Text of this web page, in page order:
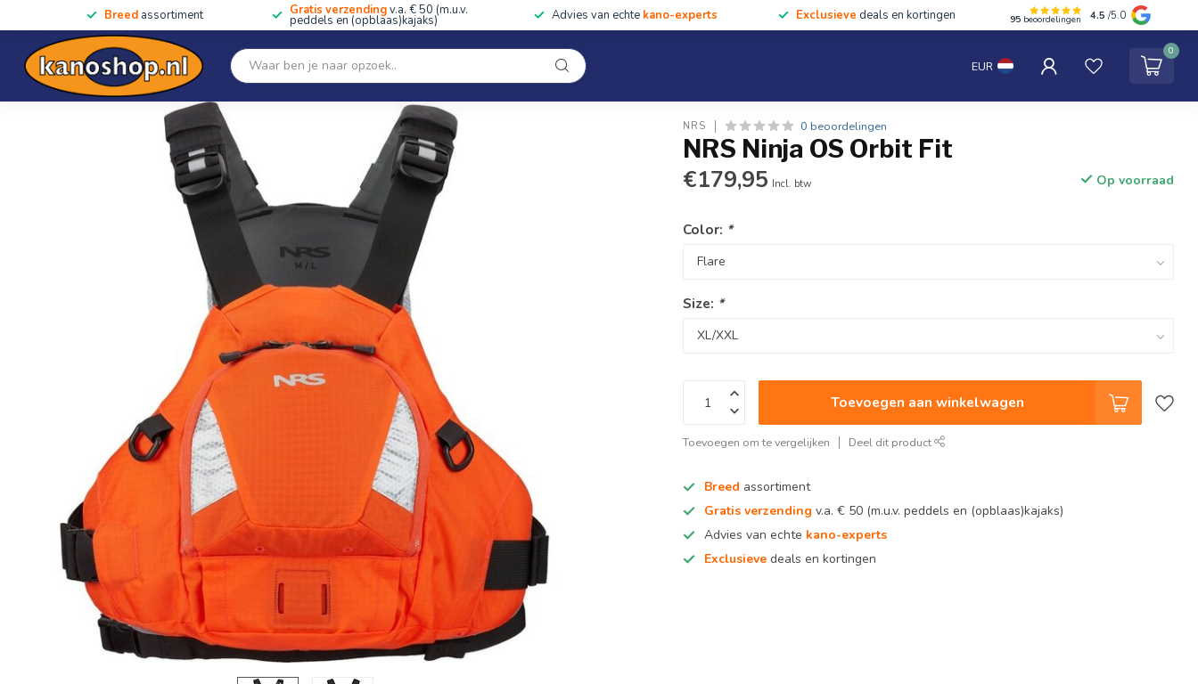
Breed assortiment Gratis verzendingv.a. € 50 (m.u.v.
peddels en (opblaas)kajaks) Advies van echte kano-experts Exclusieve deals en kortingen 95 beoordelingen 4.5 /5.0
EUR
0
SALE!! Kano's, kajaks & SUP's Peddels Kleding Uitrusting Accessoires Cursussen & Tochten Tentipi Blog Spaar punten
Contact
Onze winkel
Home Ninja OS Orbit Fit
NRS 0 beoordelingen
NRS Ninja OS Orbit Fit
€179,95 Incl. btw Op voorraad
Color: *
Size: *
Toevoegen aan winkelwagen
Toevoegen om te vergelijken Deel dit product
Breed assortiment
Gratis verzending v.a. € 50 (m.u.v. peddels en (opblaas)kajaks)
Advies van echte kano-experts
Exclusieve deals en kortingen